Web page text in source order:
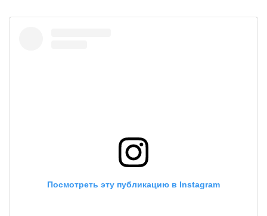
Посмотреть эту публикацию в Instagram